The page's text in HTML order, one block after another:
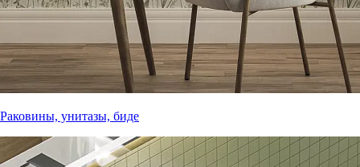
Раковины, унитазы, биде